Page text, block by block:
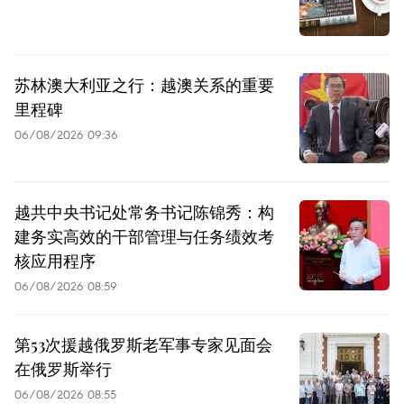
苏林澳大利亚之行：越澳关系的重要
里程碑
06/08/2026 09:36
越共中央书记处常务书记陈锦秀：构
建务实高效的干部管理与任务绩效考
核应用程序
06/08/2026 08:59
第53次援越俄罗斯老军事专家见面会
在俄罗斯举行
06/08/2026 08:55